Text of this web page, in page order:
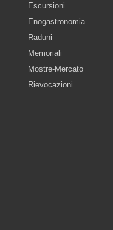
Escursioni
Enogastronomia
Raduni
Memoriali
Mostre-Mercato
Rievocazioni